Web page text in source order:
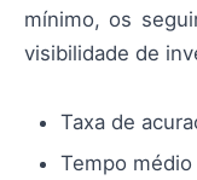
mínimo, os
visibilidade de
Taxa de
Tempo